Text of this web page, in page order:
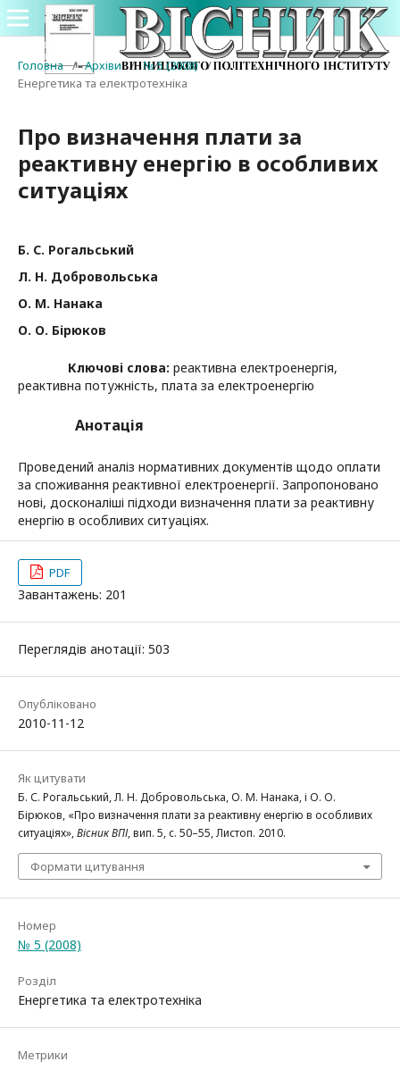
Головна / Архіви / № 5 (2008) /
Енергетика та електротехніка
Про визначення плати за
реактивну енергію в особливих
ситуаціях
Б. С. Рогальський
Л. Н. Добровольська
О. М. Нанака
О. О. Бірюков
Ключові слова: реактивна електроенергія,
реактивна потужність, плата за електроенергію
Анотація
Проведений аналіз нормативних документів щодо оплати
за споживання реактивної електроенергії. Запропоновано
нові, досконаліші підходи визначення плати за реактивну
енергію в особливих ситуаціях.
PDF
Завантажень: 201
Переглядів анотації: 503
Опубліковано
2010-11-12
Як цитувати
Б. С. Рогальський, Л. Н. Добровольська, О. М. Нанака, і О. О.
Бірюков, «Про визначення плати за реактивну енергію в особливих
ситуаціях»,Вісник ВПІ, вип. 5, с. 50–55, Листоп. 2010.
Формати цитування
Номер
№ 5 (2008)
Розділ
Енергетика та електротехніка
Метрики